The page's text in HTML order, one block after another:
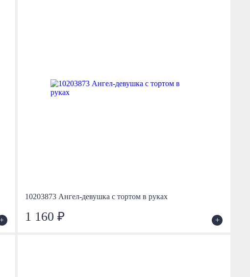
+
10203873 Ангел-девушка с тортом в руках
1 160 ₽ +